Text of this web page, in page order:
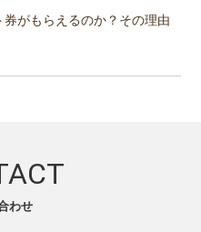
がもらえるのか？その理由
わせ